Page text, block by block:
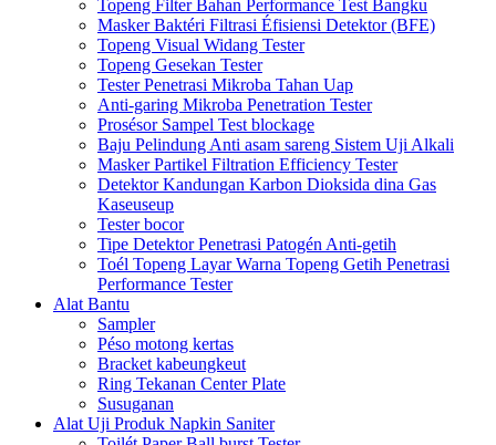
Topeng Filter Bahan Performance Test Bangku
Masker Baktéri Filtrasi Éfisiensi Detektor (BFE)
Topeng Visual Widang Tester
Topeng Gesekan Tester
Tester Penetrasi Mikroba Tahan Uap
Anti-garing Mikroba Penetration Tester
Prosésor Sampel Test blockage
Baju Pelindung Anti asam sareng Sistem Uji Alkali
Masker Partikel Filtration Efficiency Tester
Detektor Kandungan Karbon Dioksida dina Gas
Kaseuseup
Tester bocor
Tipe Detektor Penetrasi Patogén Anti-getih
Toél Topeng Layar Warna Topeng Getih Penetrasi
Performance Tester
Alat Bantu
Sampler
Péso motong kertas
Bracket kabeungkeut
Ring Tekanan Center Plate
Susuganan
Alat Uji Produk Napkin Saniter